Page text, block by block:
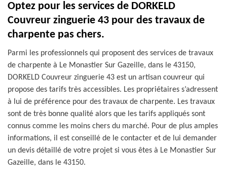
Optez pour les services de DORKELD
Couvreur zinguerie 43 pour des travaux de
charpente pas chers.
Parmi les professionnels qui proposent des services de travaux
de charpente à Le Monastier Sur Gazeille, dans le 43150,
DORKELD Couvreur zinguerie 43 est un artisan couvreur qui
propose des tarifs très accessibles. Les propriétaires s’adressent
à lui de préférence pour des travaux de charpente. Les travaux
sont de très bonne qualité alors que les tarifs appliqués sont
connus comme les moins chers du marché. Pour de plus amples
informations, il est conseillé de le contacter et de lui demander
un devis détaillé de votre projet si vous êtes à Le Monastier Sur
Gazeille, dans le 43150.